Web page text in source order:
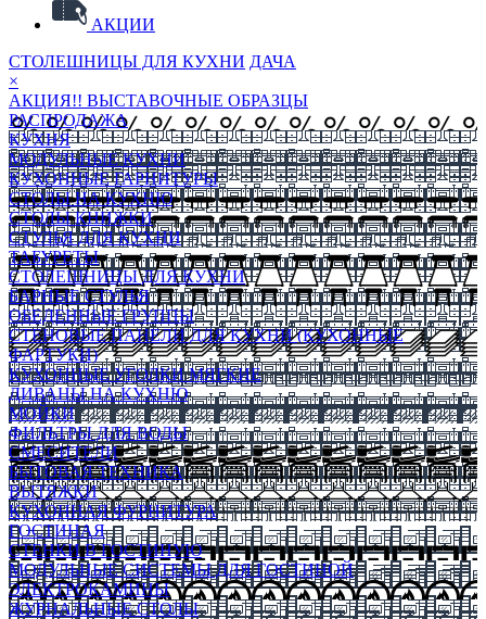
АКЦИИ
СТОЛЕШНИЦЫ ДЛЯ КУХНИ ДАЧА
×
АКЦИЯ!! ВЫСТАВОЧНЫЕ ОБРАЗЦЫ
РАСПРОДАЖА
КУХНЯ
МОДУЛЬНЫЕ КУХНИ
КУХОННЫЕ ГАРНИТУРЫ
СТОЛЫ НА КУХНЮ
СТОЛЫ КНИЖКИ
СТУЛЬЯ ДЛЯ КУХНИ
ТАБУРЕТЫ
СТОЛЕШНИЦЫ ДЛЯ КУХНИ
БАРНЫЕ СТУЛЬЯ
ОБЕДЕННЫЕ ГРУППЫ
СТЕНОВЫЕ ПАНЕЛИ ДЛЯ КУХНИ (КУХОННЫЕ
ФАРТУКИ)
КУХОННЫЕ УГОЛКИ МЯГКИЕ
ДИВАНЫ НА КУХНЮ
МОЙКИ
ФИЛЬТРЫ ДЛЯ ВОДЫ
СМЕСИТЕЛИ
БЫТОВАЯ ТЕХНИКА
ВЫТЯЖКИ
КУХОННАЯ ФУРНИТУРА
ГОСТИНАЯ
СТЕНКИ В ГОСТИНУЮ
МОДУЛЬНЫЕ СИСТЕМЫ ДЛЯ ГОСТИНОЙ
ЭЛЕКТРОКАМИНЫ
ЖУРНАЛЬНЫЕ СТОЛЫ